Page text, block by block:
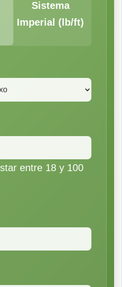
Sistema
Imperial (lb/ft)
entre 18 y 100